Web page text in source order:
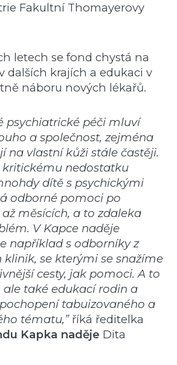
Fakultní Thomayerovy
letech se fond chystá na
dalších krajích a edukaci v
náboru nových lékařů.
psychiatrické péči mluví
a společnost, zejména
na vlastní kůži stále častěji.
nedostatku
dítě s psychickými
odborné pomoci po
měsících, a to zdaleka
V Kapce naděje
například s odborníky z
klinik, se kterými se snažíme
cesty, jak pomoci. A to
ale také edukací rodin a
tabuizovaného a
tématu,” říká ředitelka
Kapka naděje Dita